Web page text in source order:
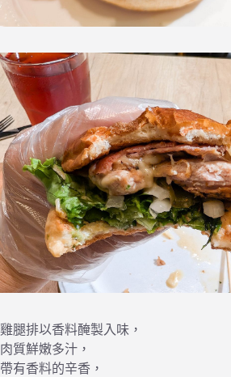
雞腿排以香料醃製入味，
肉質鮮嫩多汁，
帶有香料的辛香，